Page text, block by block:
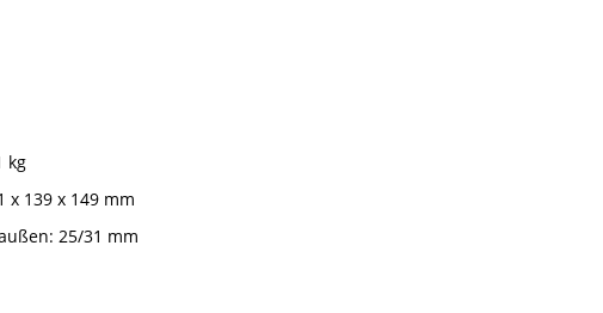
kg
x 139 x 149 mm
25/31 mm